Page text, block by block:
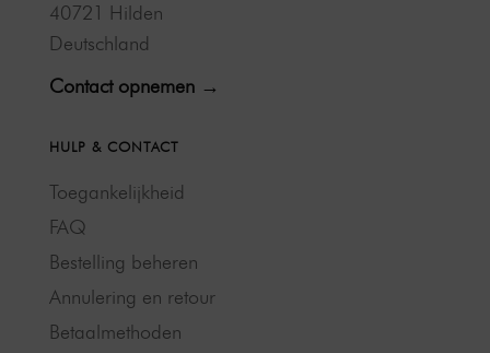
40721 Hilden
Deutschland
Contact opnemen →
HULP & CONTACT
Toegankelijkheid
FAQ
Bestelling beheren
Annulering en retour
Betaalmethoden